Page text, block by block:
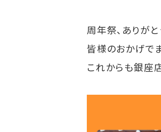
周年祭、ありがと
これからも銀座